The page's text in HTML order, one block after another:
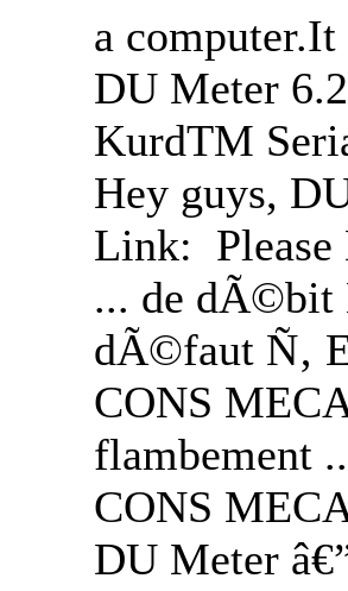
a
DU Meter
KurdTM
Hey guys,
Link: Please
... de dÃ©bit
dÃ©faut Ñ‚
CONS
flambement
CONS
DU Meter